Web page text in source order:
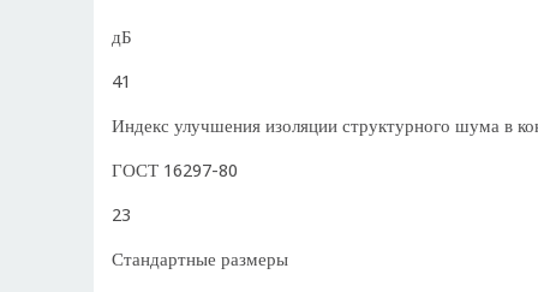
дБ
41
Индекс улучшения изоляции структурного шума в
ГОСТ 16297-80
23
Стандартные размеры